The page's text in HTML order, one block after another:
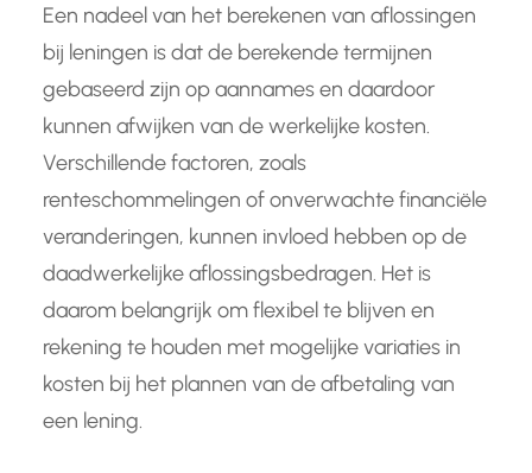
Een nadeel van het berekenen van aflossingen
bij leningen is dat de berekende termijnen
gebaseerd zijn op aannames en daardoor
kunnen afwijken van de werkelijke kosten.
Verschillende factoren, zoals
renteschommelingen of onverwachte financiële
veranderingen, kunnen invloed hebben op de
daadwerkelijke aflossingsbedragen. Het is
daarom belangrijk om flexibel te blijven en
rekening te houden met mogelijke variaties in
kosten bij het plannen van de afbetaling van
een lening.